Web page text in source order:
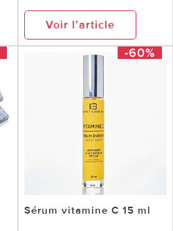
Voir l’article
-60%
Sérum vitamine C 15 ml